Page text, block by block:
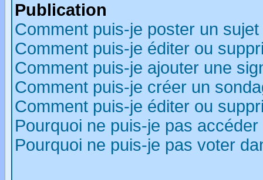
Publication
Comment puis-je poster un
Comment puis-je éditer ou
Comment puis-je ajouter une
Comment puis-je créer un
Comment puis-je éditer ou
Pourquoi ne puis-je pas
Pourquoi ne puis-je pas voter